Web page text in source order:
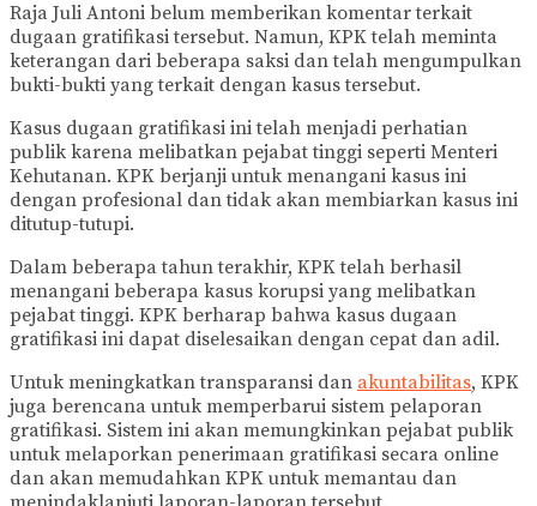
Raja Juli Antoni belum memberikan komentar terkait
dugaan gratifikasi tersebut. Namun, KPK telah meminta
keterangan dari beberapa saksi dan telah mengumpulkan
bukti-bukti yang terkait dengan kasus tersebut.
Kasus dugaan gratifikasi ini telah menjadi perhatian
publik karena melibatkan pejabat tinggi seperti Menteri
Kehutanan. KPK berjanji untuk menangani kasus ini
dengan profesional dan tidak akan membiarkan kasus ini
ditutup-tutupi.
Dalam beberapa tahun terakhir, KPK telah berhasil
menangani beberapa kasus korupsi yang melibatkan
pejabat tinggi. KPK berharap bahwa kasus dugaan
gratifikasi ini dapat diselesaikan dengan cepat dan adil.
Untuk meningkatkan transparansi dan akuntabilitas, KPK
juga berencana untuk memperbarui sistem pelaporan
gratifikasi. Sistem ini akan memungkinkan pejabat publik
untuk melaporkan penerimaan gratifikasi secara online
dan akan memudahkan KPK untuk memantau dan